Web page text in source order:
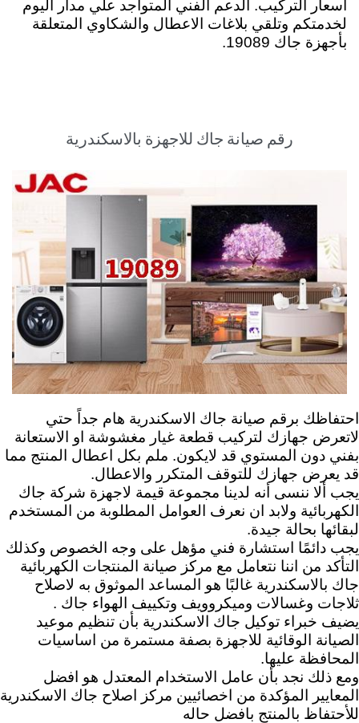
اسعار التركيب. الدعم الفني المتواجد علي مدار اليوم
لخدمتكم وتلقي بلاغات الاعطال والشكاوي المتعلقة
بأجهزة جاك 19089.
رقم صيانة جاك للاجهزة بالاسكندرية
احتفاظك برقم صيانة جاك الاسكندرية هام جداً حتي
لاتعرض جهازك لتركيب قطعة غيار مغشوشة او الاستعانة
بفني دون المستوي قد لايكون. ملم بكل اعطال المنتج مما
قد يعرض جهازك للتوقف المتكرر والاعطال.
يجب ألا ننسى أنه لدينا مجموعة قيمة لاجهزة شركة جاك
الكهربائية ولابد ان نعرف العوامل المطلوبة من المستخدم
لبقائها بحالة جيدة.
يجب دائمًا استشارة فني مؤهل على وجه الخصوص وكذلك
التأكد من اننا نتعامل مع مركز صيانة المنتجات الكهربائية
جاك بالاسكندرية غالبًا هو المساعد الموثوق به لاصلاح
ثلاجات وغسالات وميكروويف وتكييف الهواء جاك .
يضيف خبراء توكيل جاك الاسكندرية بأن تنظيم موعيد
الصيانة الوقائية للاجهزة بصفة مستمرة من اساسيات
المحافظة عليها.
ومع ذلك نجد بأن عامل الاستخدام المعتدل هو افضل
المعايير المؤكدة من اخصائيين مركز اصلاح جاك الاسكندرية
للأحتفاظ بالمنتج بافضل حاله